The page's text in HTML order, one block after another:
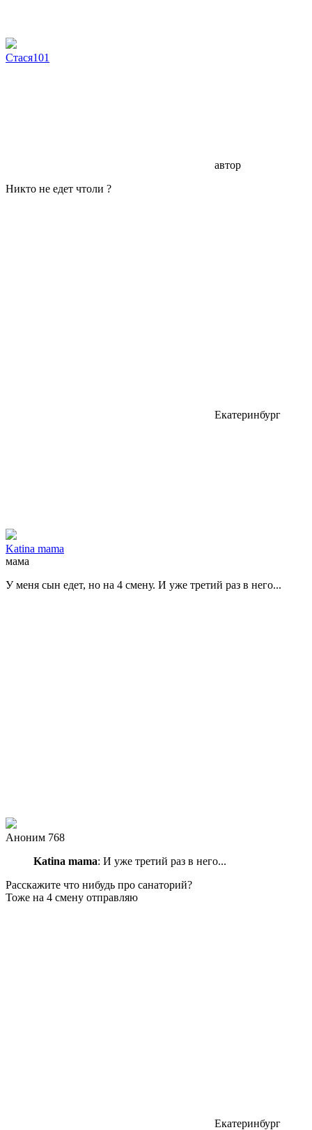
Стася101
автор
Никто не едет чтоли ?
Екатеринбург
Katina mama
мама
У меня сын едет, но на 4 смену. И уже третий раз в него...
Аноним 768
Katina mama: И уже третий раз в него...
Расскажите что нибудь про санаторий?
Тоже на 4 смену отправляю
Екатеринбург